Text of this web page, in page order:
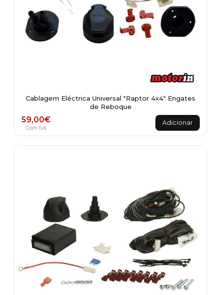
Cablagem Eléctrica Universal "Raptor 4x4" Engates
de Reboque
59,00€
Com Iva
Adicionar